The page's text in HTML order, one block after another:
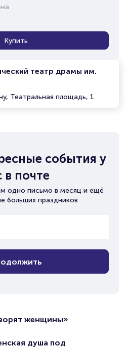
театр драмы им.
Театральная площадь, 1
Купить
события у
в почте
одно письмо в месяц и ещё
больших праздников
женщины»
душа под